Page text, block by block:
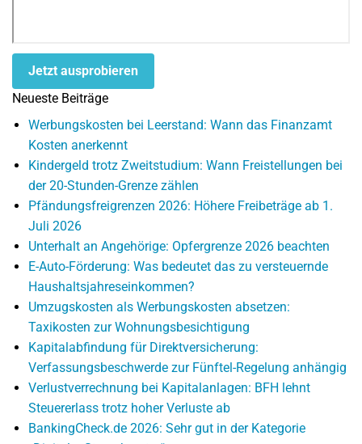
Jetzt ausprobieren
Neueste Beiträge
Werbungskosten bei Leerstand: Wann das Finanzamt
Kosten anerkennt
Kindergeld trotz Zweitstudium: Wann Freistellungen bei
der 20-Stunden-Grenze zählen
Pfändungsfreigrenzen 2026: Höhere Freibeträge ab 1.
Juli 2026
Unterhalt an Angehörige: Opfergrenze 2026 beachten
E-Auto-Förderung: Was bedeutet das zu versteuernde
Haushaltsjahreseinkommen?
Umzugskosten als Werbungskosten absetzen:
Taxikosten zur Wohnungsbesichtigung
Kapitalabfindung für Direktversicherung:
Verfassungsbeschwerde zur Fünftel-Regelung anhängig
Verlustverrechnung bei Kapitalanlagen: BFH lehnt
Steuererlass trotz hoher Verluste ab
BankingCheck.de 2026: Sehr gut in der Kategorie